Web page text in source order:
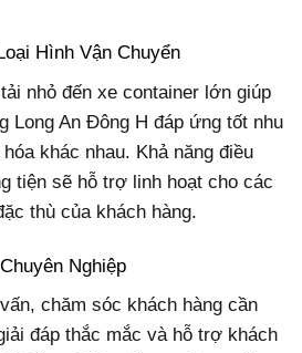
Hình Vận Chuyển
nhỏ đến xe container lớn giúp
Long An Đông H đáp ứng tốt nhu
khác nhau. Khả năng điều
tiện sẽ hỗ trợ linh hoạt cho các
thù của khách hàng.
Nghiệp
chăm sóc khách hàng cần
đáp thắc mắc và hỗ trợ khách